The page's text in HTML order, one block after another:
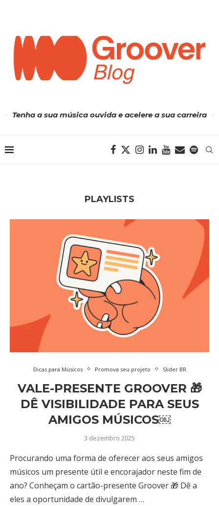
Tenha a sua música ouvida e acelere a sua carreira
PLAYLISTS
Dicas para Músicos Promova seu projeto Slider BR
VALE-PRESENTE GROOVER 🎁
DÊ VISIBILIDADE PARA SEUS
AMIGOS MÚSICOS￼
3 dezembro 2025
Procurando uma forma de oferecer aos seus amigos
músicos um presente útil e encorajador neste fim de
ano? Conheçam o cartão-presente Groover 🎁 Dê a
eles a oportunidade de divulgarem …